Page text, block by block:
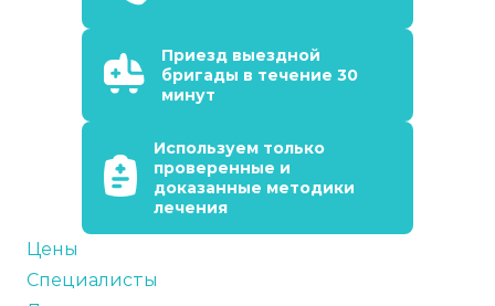
Приезд выездной
бригады в течение 30
минут
Используем только
проверенные и
доказанные методики
лечения
Цены
Специалисты